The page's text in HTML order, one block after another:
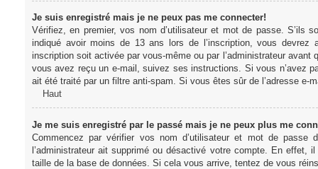
Je suis enregistré mais je ne peux pas me connecter!
Vérifiez, en premier, vos nom d’utilisateur et mot de passe.
indiqué avoir moins de 13 ans lors de l’inscription, vous
inscription soit activée par vous-même ou par l’administrateur
vous avez reçu un e-mail, suivez ses instructions. Si vous n’avez
ait été traité par un filtre anti-spam. Si vous êtes sûr de l’adresse e-
Haut
Je me suis enregistré par le passé mais je ne peux plus me
Commencez par vérifier vos nom d’utilisateur et mot de
l’administrateur ait supprimé ou désactivé votre compte. En effet,
taille de la base de données. Si cela vous arrive, tentez de vous